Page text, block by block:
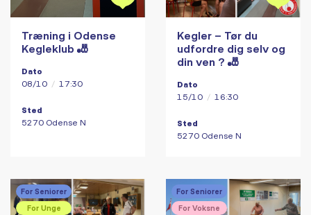
Træning i Odense
Kegleklub 🎳
Dato
08/10 / 17:30
Sted
5270 Odense N
Kegler – Tør du
udfordre dig selv og
din ven ? 🎳
Dato
15/10 / 16:30
Sted
5270 Odense N
For Seniorer
For Unge
For Seniorer
For Voksne